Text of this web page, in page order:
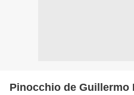
Pinocchio de Guillermo